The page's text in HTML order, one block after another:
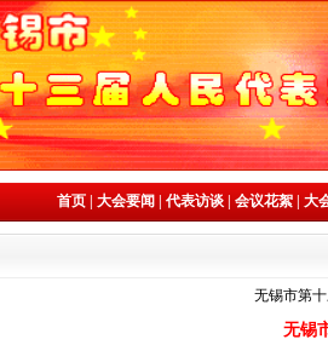
首页 大会要闻 代表访谈 会议花絮 大
无锡市第
无锡